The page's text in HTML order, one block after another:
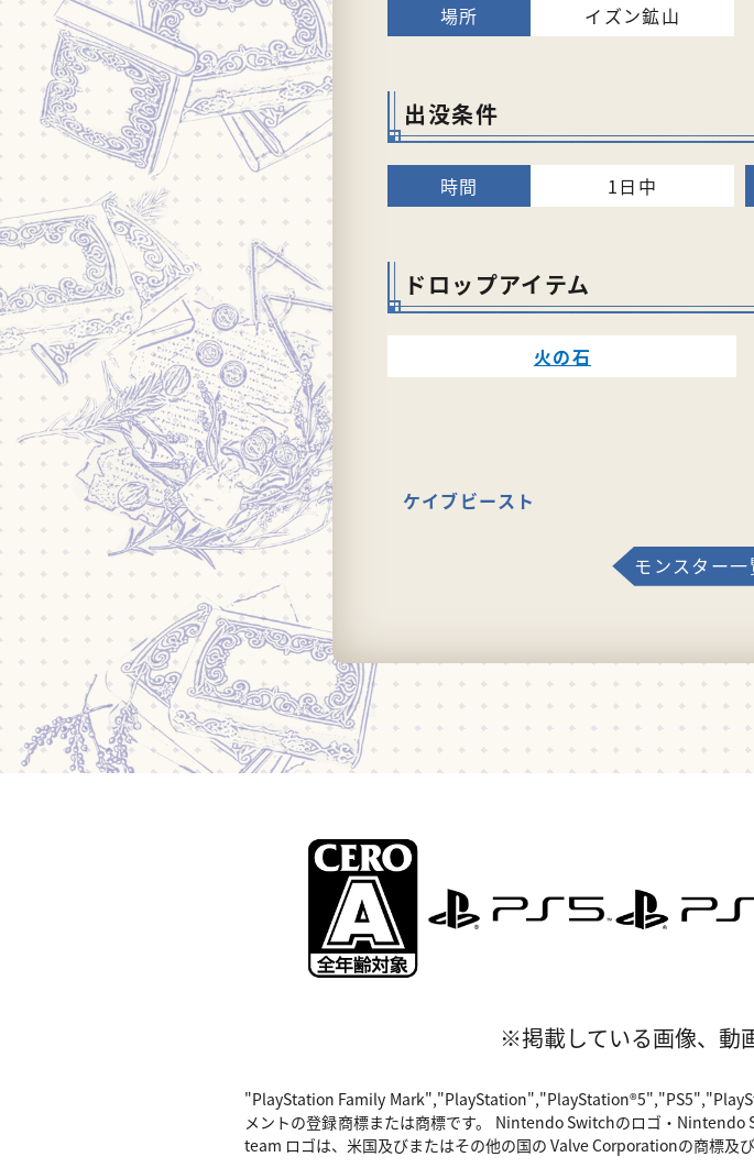
イズン鉱山
出没条件
1日中
ドロップアイテム
火の石
ケイブビースト
モンスター一
※掲載している画像、動
"PlayStation Family
メントの登録商標または商標です。 Nintendo Switchのロゴ・
team ロゴは、米国及びまたはその他の国の Valve Corporationの商標及び